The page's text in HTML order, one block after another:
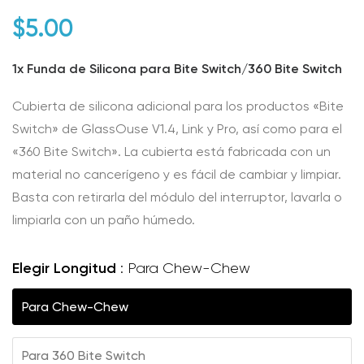
$5.00
1x Funda de Silicona para Bite Switch/360 Bite Switch
Cubierta de silicona adicional para los productos «Bite
Switch» de GlassOuse V1.4, Link y Pro, así como para el
«360 Bite Switch». La cubierta está fabricada con un
material no cancerígeno y es fácil de cambiar y limpiar.
Basta con retirarla del módulo del interruptor, lavarla o
limpiarla con un paño húmedo.
Elegir Longitud Para Chew-Chew
Para Chew-Chew
Para 360 Bite Switch